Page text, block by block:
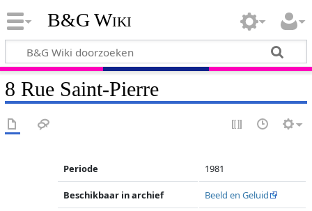
B&G Wiki
8 Rue Saint-Pierre
Periode 1981
Beschikbaar in archief Beeld en Geluid